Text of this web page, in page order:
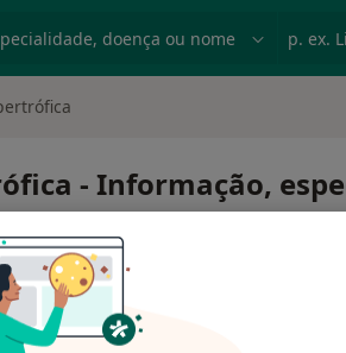
- Informação,